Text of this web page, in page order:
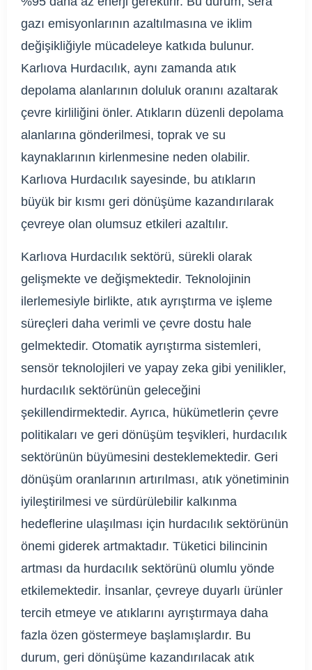
gazı emisyonlarının azaltılmasına ve iklim
değişikliğiyle mücadeleye katkıda bulunur.
Karlıova Hurdacılık, aynı zamanda atık
depolama alanlarının doluluk oranını azaltarak
çevre kirliliğini önler. Atıkların düzenli depolama
alanlarına gönderilmesi, toprak ve su
kaynaklarının kirlenmesine neden olabilir.
Karlıova Hurdacılık sayesinde, bu atıkların
büyük bir kısmı geri dönüşüme kazandırılarak
çevreye olan olumsuz etkileri azaltılır.
Karlıova Hurdacılık sektörü, sürekli olarak
gelişmekte ve değişmektedir. Teknolojinin
ilerlemesiyle birlikte, atık ayrıştırma ve işleme
süreçleri daha verimli ve çevre dostu hale
gelmektedir. Otomatik ayrıştırma sistemleri,
sensör teknolojileri ve yapay zeka gibi yenilikler,
hurdacılık sektörünün geleceğini
şekillendirmektedir. Ayrıca, hükümetlerin çevre
politikaları ve geri dönüşüm teşvikleri, hurdacılık
sektörünün büyümesini desteklemektedir. Geri
dönüşüm oranlarının artırılması, atık yönetiminin
iyileştirilmesi ve sürdürülebilir kalkınma
hedeflerine ulaşılması için hurdacılık sektörünün
önemi giderek artmaktadır. Tüketici bilincinin
artması da hurdacılık sektörünü olumlu yönde
etkilemektedir. İnsanlar, çevreye duyarlı ürünler
tercih etmeye ve atıklarını ayrıştırmaya daha
fazla özen göstermeye başlamışlardır. Bu
durum, geri dönüşüme kazandırılacak atık